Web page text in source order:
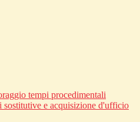
tempi procedimentali
sostitutive e acquisizione d'ufficio